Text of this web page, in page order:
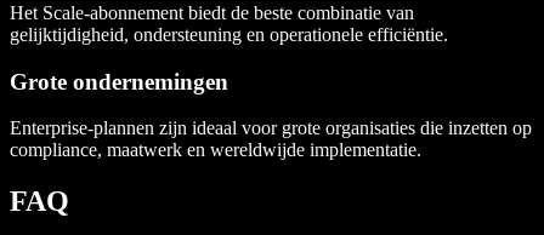
Het Scale-abonnement biedt de beste combinatie van
gelijktijdigheid, ondersteuning en operationele efficiëntie.
Grote ondernemingen
Enterprise-plannen zijn ideaal voor grote organisaties die inzetten op
compliance, maatwerk en wereldwijde implementatie.
FAQ